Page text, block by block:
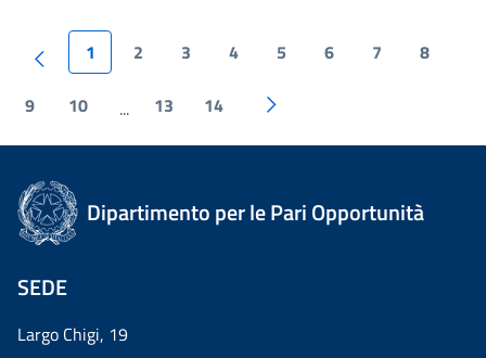
1 2 3 4 5 6 7 8
9 10 ... 13 14
Dipartimento per le Pari Opportunità
SEDE
Largo Chigi, 19